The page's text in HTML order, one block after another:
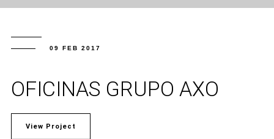
09 FEB 2017
OFICINAS GRUPO AXO
View Project